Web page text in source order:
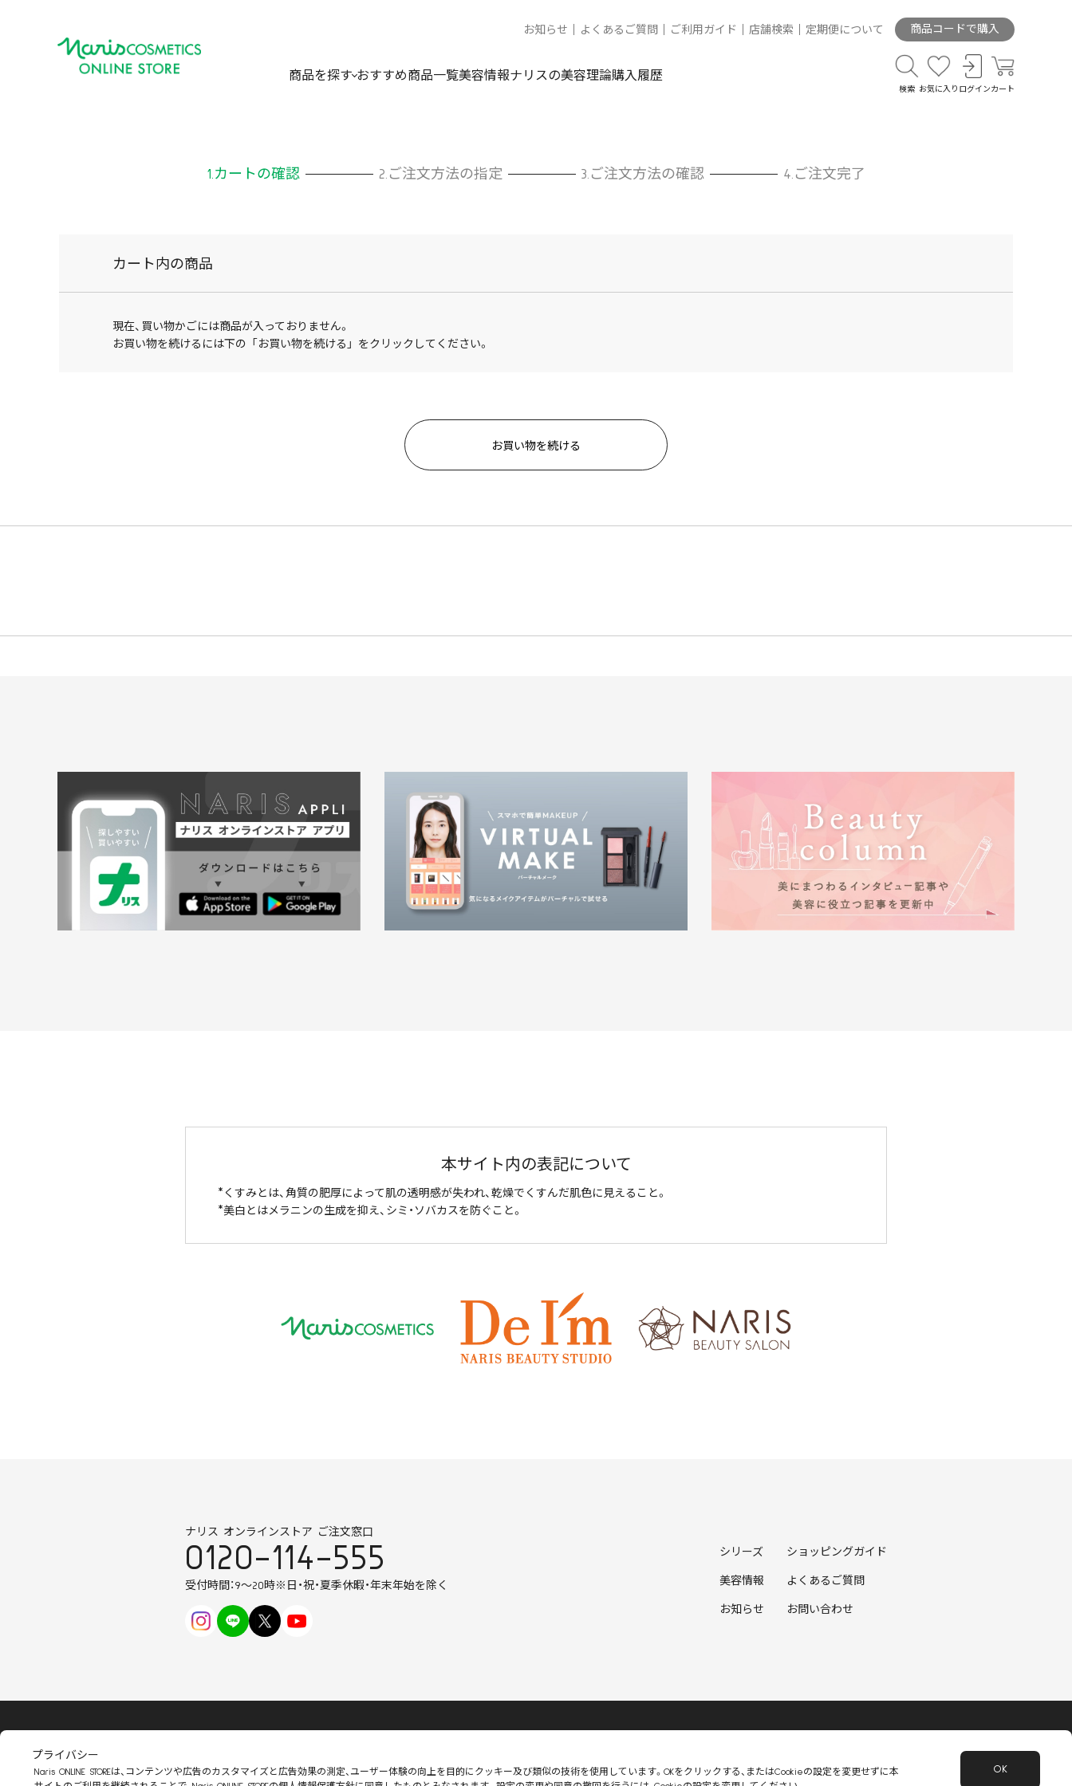
お知らせ よくあるご質問 ご利用ガイド 店舗検索 定期便について 商品コードで購入
商品を探す おすすめ商品一覧美容情報ナリスの美容理論購入履歴
検索 お気に入り ログイン カート
カートの確認 ご注文方法の指定 ご注文方法の確認 ご注文完了
カート内の商品
現在、買い物かごには商品が入っておりません。
お買い物を続けるには下の 「お買い物を続ける」 をクリックしてください。
本サイト内の表記について
くすみとは、角質の肥厚によって肌の透明感が失われ、乾燥でくすんだ肌色に見えること。
美白とはメラニンの生成を抑え、シミ・ソバカスを防ぐこと。
ナリス オンラインストア ご注文窓口
0120-114-555
受付時間：9～20時※日・祝・夏季休暇・年末年始を除く
シリーズ ショッピングガイド
美容情報 よくあるご質問
お知らせ お問い合わせ
Copyright 2022 Naris Cosmetics CO.,Ltd
プライバシー
Naris ONLINE STOREは、コンテンツや広告のカスタマイズと広告効果の測定、ユーザー体験の向上を目的にクッキー及び類似の技術を使用しています。OKをクリックする、またはCookieの設定を変更せずに本
OK